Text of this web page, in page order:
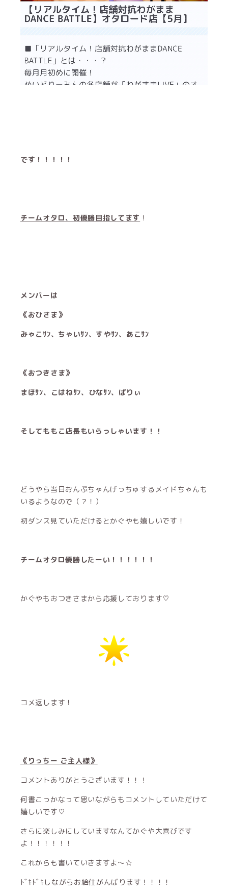
です！！！！！
チームオタロ、初優勝目指してます ！
メンバーは
《おひさま》
みゃこｻﾝ、ちゃいｻﾝ、すやｻﾝ、あこｻﾝ
《おつきさま》
まほｻﾝ、こはねｻﾝ、ひなｻﾝ、ぱりぃ
そしてももこ店長もいらっしゃいます！！
どうやら当日おんぷちゃんげっちゅするメイドちゃんも
いるようなので（？！）
初ダンス見ていただけるとかぐやも嬉しいです！
チームオタロ優勝したーい！！！！！！
かぐやもおつきさまから応援しております♡
コメ返します！
《りっちー ご主人様》
コメントありがとうございます！！！
何書こっかなって思いながらもコメントしていただけて
嬉しいです♡
さらに楽しみにしていますなんてかぐや大喜びです
よ！！！！！！
これからも書いていきますよ〜☆
ﾄﾞｷﾄﾞｷしながらお給仕がんばります！！！！